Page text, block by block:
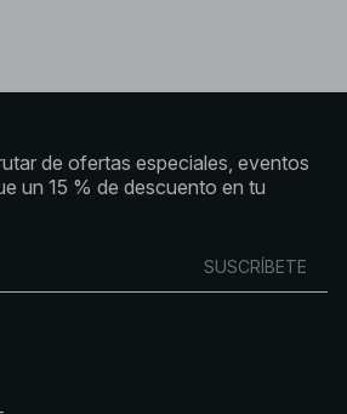
de ofertas especiales, eventos
un 15 % de descuento en tu
SUSCRÍBETE